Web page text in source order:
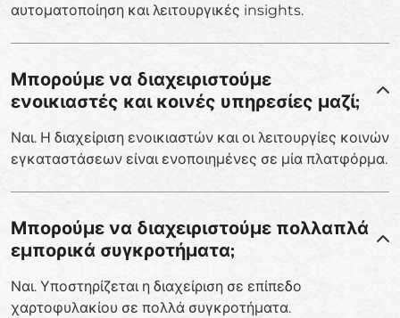
αυτοματοποίηση και λειτουργικές insights.
Μπορούμε να διαχειριστούμε
ενοικιαστές και κοινές υπηρεσίες μαζί;
Ναι. Η διαχείριση ενοικιαστών και οι λειτουργίες κοινών
εγκαταστάσεων είναι ενοποιημένες σε μία πλατφόρμα.
Μπορούμε να διαχειριστούμε πολλαπλά
εμπορικά συγκροτήματα;
Ναι. Υποστηρίζεται η διαχείριση σε επίπεδο
χαρτοφυλακίου σε πολλά συγκροτήματα.